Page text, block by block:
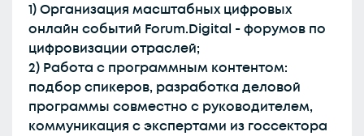
1) Организация масштабных цифровых
онлайн событий Forum.Digital - форумов по
цифровизации отраслей;
2) Работа с программным контентом:
подбор спикеров, разработка деловой
программы совместно с руководителем,
коммуникация с экспертами из госсектора